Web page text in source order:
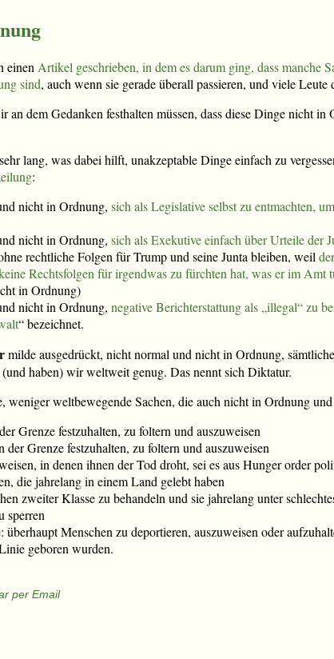
einenArtikel geschrieben, in dem es darum ging, dass manche
sind, auch wenn sie gerade überall passieren, und viele Leute
an dem Gedanken festhalten müssen, dass diese Dinge nicht
lang, was dabei hilft, unakzeptable Dinge einfach zu
:
nicht in Ordnung, sich als Legislative selbst zu entmachten,
nicht in Ordnung, sich als Exekutive einfach über Urteile der
rechtliche Folgen für Trump und seine Junta bleiben, weil
Rechtsfolgen für irgendwas zu fürchten hat, was er im Amt
in Ordnung)
nicht in Ordnung, negative Berichterstattung als „illegal“ zu
“ bezeichnet.
milde ausgedrückt, nicht normal und nicht in Ordnung,
haben) wir weltweit genug. Das nennt sich Diktatur.
weniger weltbewegende Sachen, die auch nicht in Ordnung
Grenze festzuhalten, zu foltern und auszuweisen
der Grenze festzuhalten, zu foltern und auszuweisen
in denen ihnen der Tod droht, sei es aus Hunger order
die jahrelang in einem Land gelebt haben
zweiter Klasse zu behandeln und sie jahrelang unter
sperren
überhaupt Menschen zu deportieren, auszuweisen oder
geboren wurden.
per Email